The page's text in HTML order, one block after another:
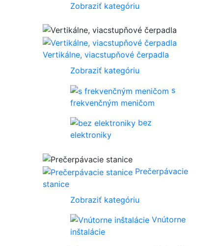
Zobraziť kategóriu
Vertikálne, viacstupňové čerpadla
Zobraziť kategóriu
s
frekvenčným meničom
bez
elektroniky
Prečerpávacie
stanice
Zobraziť kategóriu
Vnútorne
inštalácie